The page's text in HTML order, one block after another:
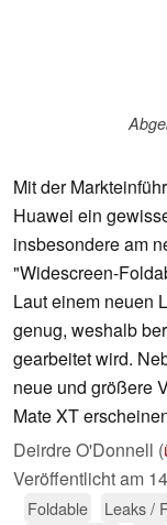
Mit der
Huawei ein
insbesondere am
"Widescreen-
Laut einem neuen
genug, weshalb
gearbeitet wird.
neue und größere
Mate XT
Deirdre O'Donnell (
Veröffentlicht am
Foldable Leaks /